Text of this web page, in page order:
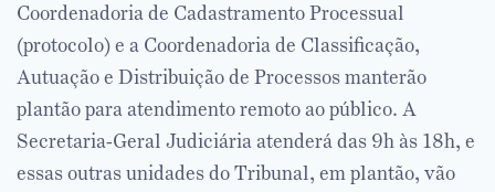
Coordenadoria de Cadastramento Processual
(protocolo) e a Coordenadoria de Classificação,
Autuação e Distribuição de Processos manterão
plantão para atendimento remoto ao público. A
Secretaria-Geral Judiciária atenderá das 9h às 18h, e
essas outras unidades do Tribunal, em plantão, vão